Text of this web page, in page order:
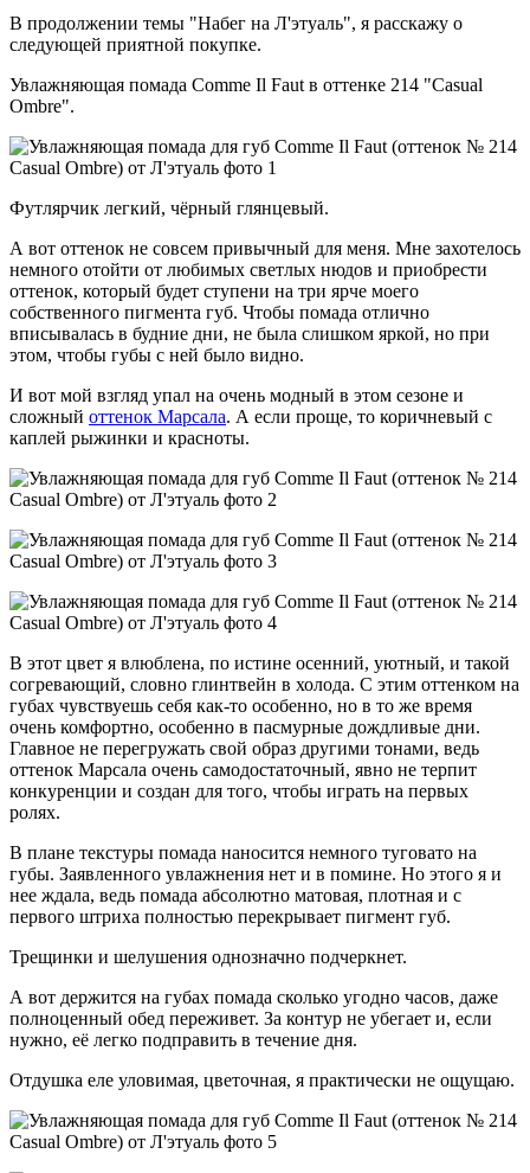
В продолжении темы "Набег на Л'этуаль", я расскажу о
следующей приятной покупке.
Увлажняющая помада Comme Il Faut в оттенке 214 "Casual
Ombre".
Футлярчик легкий, чёрный глянцевый.
А вот оттенок не совсем привычный для меня. Мне захотелось
немного отойти от любимых светлых нюдов и приобрести
оттенок, который будет ступени на три ярче моего
собственного пигмента губ. Чтобы помада отлично
вписывалась в будние дни, не была слишком яркой, но при
этом, чтобы губы с ней было видно.
И вот мой взгляд упал на очень модный в этом сезоне и
сложный оттенок Марсала. А если проще, то коричневый с
каплей рыжинки и красноты.
В этот цвет я влюблена, по истине осенний, уютный, и такой
согревающий, словно глинтвейн в холода. С этим оттенком на
губах чувствуешь себя как-то особенно, но в то же время
очень комфортно, особенно в пасмурные дождливые дни.
Главное не перегружать свой образ другими тонами, ведь
оттенок Марсала очень самодостаточный, явно не терпит
конкуренции и создан для того, чтобы играть на первых
ролях.
В плане текстуры помада наносится немного туговато на
губы. Заявленного увлажнения нет и в помине. Но этого я и
нее ждала, ведь помада абсолютно матовая, плотная и с
первого штриха полностью перекрывает пигмент губ.
Трещинки и шелушения однозначно подчеркнет.
А вот держится на губах помада сколько угодно часов, даже
полноценный обед переживет. За контур не убегает и, если
нужно, её легко подправить в течение дня.
Отдушка еле уловимая, цветочная, я практически не ощущаю.